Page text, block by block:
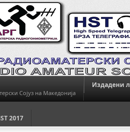
Сојуз на Македонија
Издадени
2017